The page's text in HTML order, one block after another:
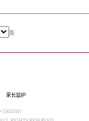
页
家长监护
53653507